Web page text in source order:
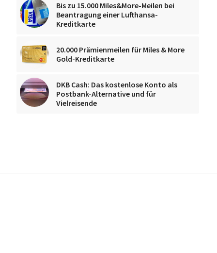
Bis zu 15.000 Miles&More-Meilen bei
Beantragung einer Lufthansa-
Kreditkarte
20.000 Prämienmeilen für Miles & More
Gold-Kreditkarte
DKB Cash: Das kostenlose Konto als
Postbank-Alternative und für
Vielreisende